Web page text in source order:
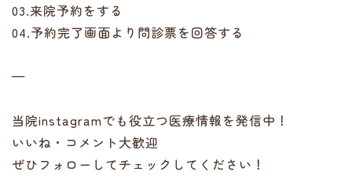
03.来院予約をする
04.予約完了画面より問診票を回答する
—
当院instagramでも役立つ医療情報を発信中！
いいね・コメント大歓迎
ぜひフォローしてチェックしてください！